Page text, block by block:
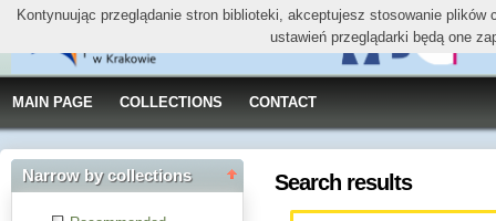
MAIN PAGE COLLECTIONS CONTACT
Narrow by collections Search results
Kontynuując przeglądanie stron biblioteki, akceptujesz stosowanie
ustawień przeglądarki będą one